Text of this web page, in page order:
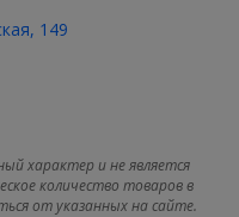
149
характер и не является
количество товаров в
от указанных на сайте.